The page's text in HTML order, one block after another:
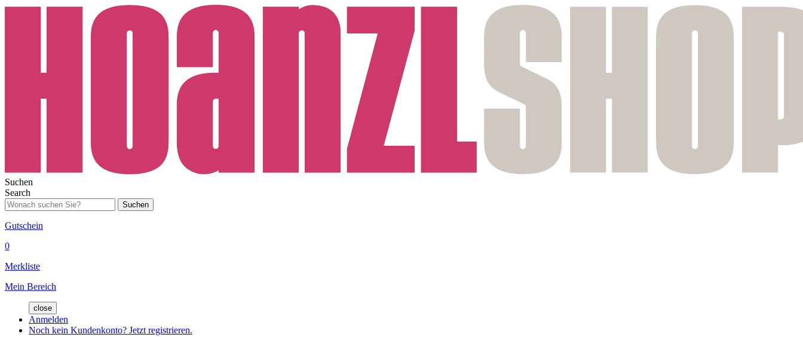
Suchen
Search
Suchen
Gutschein
0
Merkliste
Mein Bereich
close
Anmelden
Noch kein Kundenkonto? Jetzt registrieren.